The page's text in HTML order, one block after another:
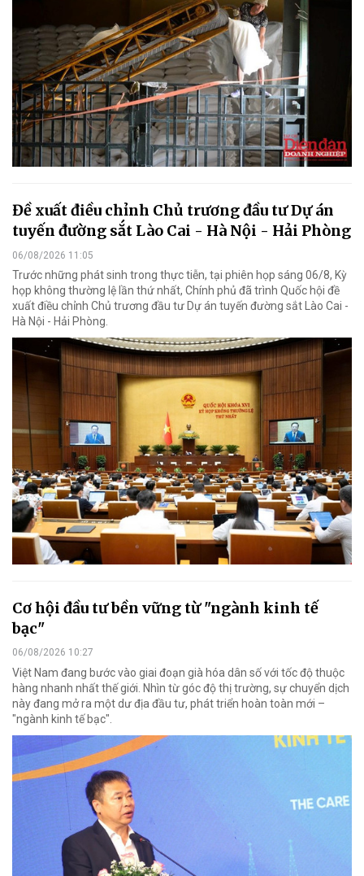
Đề xuất điều chỉnh Chủ trương đầu tư Dự án
tuyến đường sắt Lào Cai - Hà Nội - Hải Phòng
06/08/2026 11:05
Trước những phát sinh trong thực tiễn, tại phiên họp sáng 06/8, Kỳ
họp không thường lệ lần thứ nhất, Chính phủ đã trình Quốc hội đề
xuất điều chỉnh Chủ trương đầu tư Dự án tuyến đường sắt Lào Cai -
Hà Nội - Hải Phòng.
Cơ hội đầu tư bền vững từ "ngành kinh tế
bạc"
06/08/2026 10:27
Việt Nam đang bước vào giai đoạn già hóa dân số với tốc độ thuộc
hàng nhanh nhất thế giới. Nhìn từ góc độ thị trường, sự chuyển dịch
này đang mở ra một dư địa đầu tư, phát triển hoàn toàn mới –
"ngành kinh tế bạc".